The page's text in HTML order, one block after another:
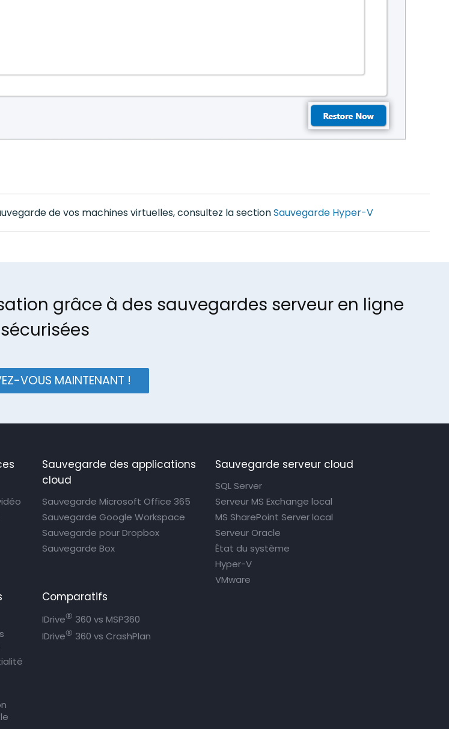
de vos machines virtuelles, consultez la sectionSauvegarde Hyper-V
grâce à des sauvegardes serveur en ligne
sécurisées
VOUS MAINTENANT !
Sauvegarde des applications
cloud
Sauvegarde Microsoft Office 365
Sauvegarde Google Workspace
Sauvegarde pour Dropbox
Sauvegarde Box
Comparatifs
IDrive® 360 vs MSP360
IDrive® 360 vs CrashPlan
Sauvegarde serveur cloud
SQL Server
Serveur MS Exchange local
MS SharePoint Server local
Serveur Oracle
État du système
Hyper-V
VMware